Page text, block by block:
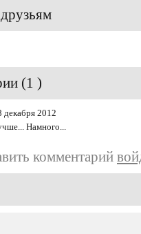
друзьям
(1 )
декабря 2012
Намного...
комментарий